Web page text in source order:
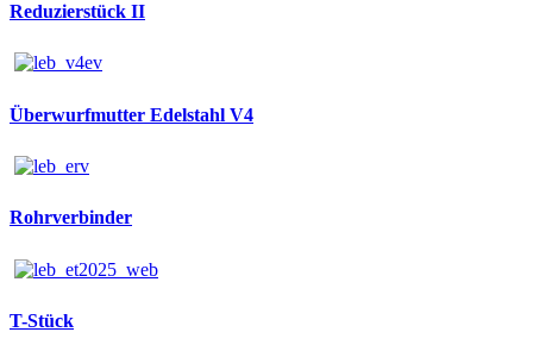
Reduzierstück II
Überwurfmutter Edelstahl V4
Rohrverbinder
T-Stück